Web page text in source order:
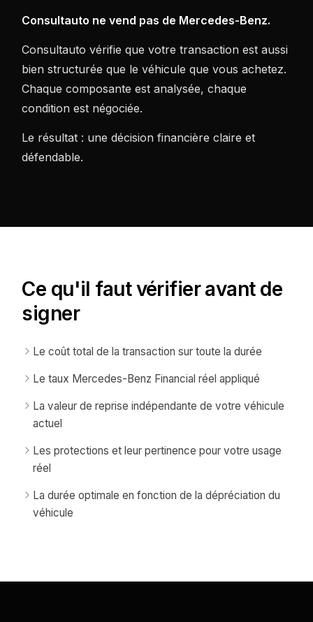
Consultauto ne vend pas de Mercedes-Benz.
Consultauto vérifie que votre transaction est aussi
bien structurée que le véhicule que vous achetez.
Chaque composante est analysée, chaque
condition est négociée.
Le résultat : une décision financière claire et
défendable.
Ce qu'il faut vérifier avant de
signer
Le coût total de la transaction sur toute la durée
Le taux Mercedes-Benz Financial réel appliqué
La valeur de reprise indépendante de votre véhicule
actuel
Les protections et leur pertinence pour votre usage
réel
La durée optimale en fonction de la dépréciation du
véhicule